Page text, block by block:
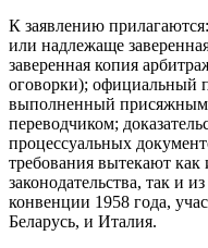
К заявлению
или надлежаще
заверенная копия
оговорки); официальный
выполненный
переводчиком;
процессуальных
требования вытекают как
законодательства, так и
конвенции 1958 года,
Беларусь, и Италия.